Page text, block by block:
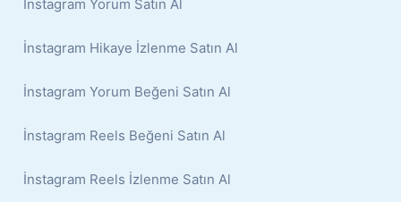
İnstagram Yorum Satın Al
İnstagram Hikaye İzlenme Satın Al
İnstagram Yorum Beğeni Satın Al
İnstagram Reels Beğeni Satın Al
İnstagram Reels İzlenme Satın Al